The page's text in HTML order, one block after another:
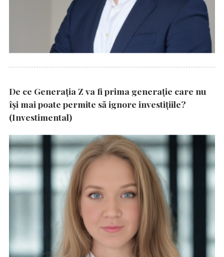
De ce Generația Z va fi prima generație care nu
își mai poate permite să ignore investițiile?
(Investimental)